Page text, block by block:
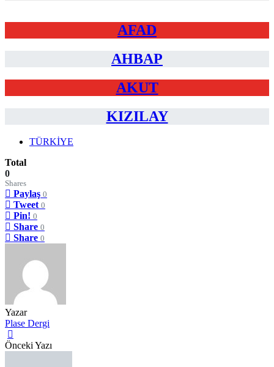
AFAD
AHBAP
AKUT
KIZILAY
TÜRKİYE
Total
0
Shares
Paylaş 0
Tweet 0
Pin! 0
Share 0
Share 0
Yazar
Plase Dergi
Önceki Yazı